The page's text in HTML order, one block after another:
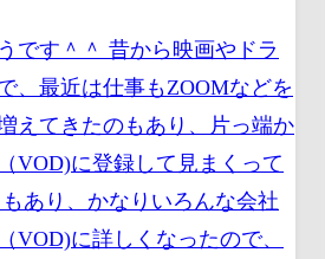
です＾＾ 昔から映画やドラ
、最近は仕事もZOOMなどを
えてきたのもあり、片っ端か
VOD)に登録して見まくって
あり、かなりいろんな会社
VOD)に詳しくなったので、